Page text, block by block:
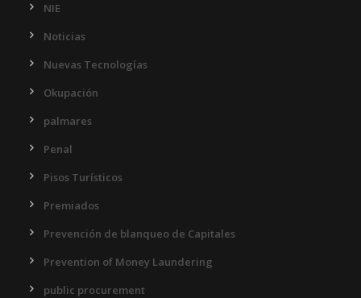
NIE
Noticias
Nuevas Tecnologías
Okupación
palmares
Penal
Pisos Turísticos
Premiados
Prevención de blanqueo de Capitales
Prevention of Money Laundering
public procurement